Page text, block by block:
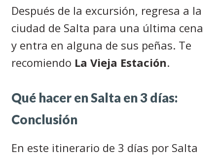
Después de la excursión, regresa a la
ciudad de Salta para una última cena
y entra en alguna de sus peñas. Te
recomiendo La Vieja Estación.
Qué hacer en Salta en 3 días:
Conclusión
En este itinerario de 3 días por Salta